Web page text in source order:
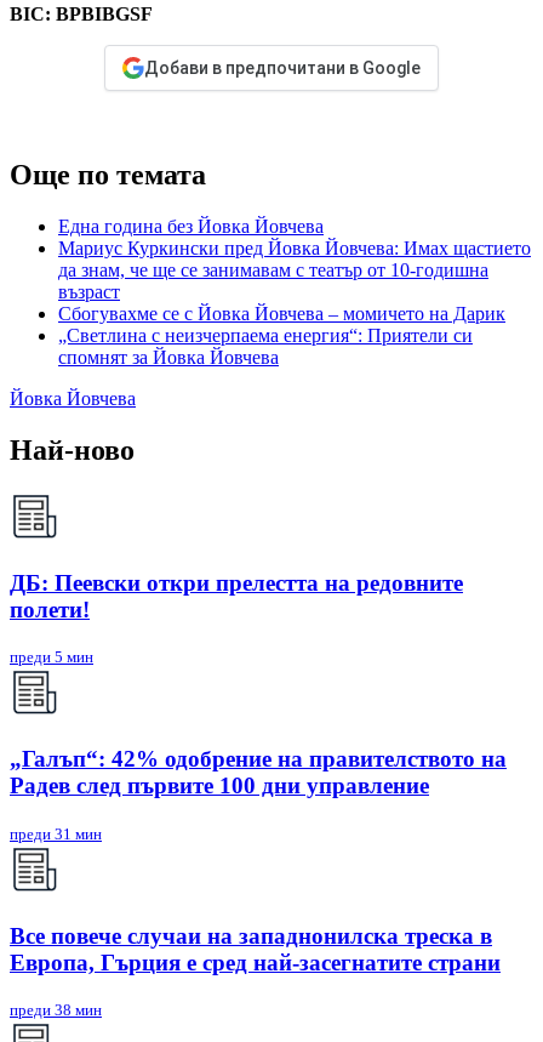
BIC: BPBIBGSF
Добави в предпочитани в Google
Още по темата
Една година без Йовка Йовчева
Мариус Куркински пред Йовка Йовчева: Имах щастието
да знам, че ще се занимавам с театър от 10-годишна
възраст
Сбогувахме се с Йовка Йовчева – момичето на Дарик
„Светлина с неизчерпаема енергия“: Приятели си
спомнят за Йовка Йовчева
Йовка Йовчева
Най-ново
ДБ: Пеевски откри прелестта на редовните
полети!
преди 5 мин
„Галъп“: 42% одобрение на правителството на
Радев след първите 100 дни управление
преди 31 мин
Все повече случаи на западнонилска треска в
Европа, Гърция е сред най-засегнатите страни
преди 38 мин